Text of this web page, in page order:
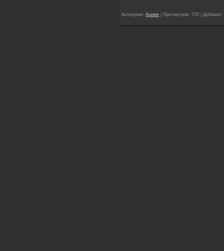
Категория: Аниме | Просмотров: 729 | Добавил: